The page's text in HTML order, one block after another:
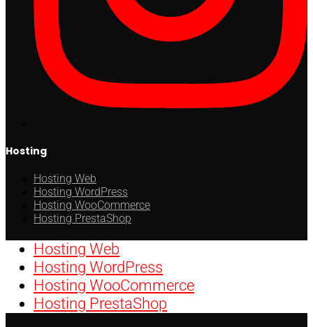
Hosting
Hosting Web
Hosting WordPress
Hosting WooCommerce
Hosting PrestaShop
Hosting Web
Hosting WordPress
Hosting WooCommerce
Hosting PrestaShop